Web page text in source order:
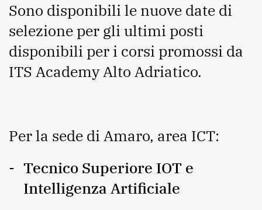
Sono disponibili le nuove date di
selezione per gli ultimi posti
disponibili per i corsi promossi da
ITS Academy Alto Adriatico.
Per la sede di Amaro, area ICT:
Tecnico Superiore IOT e
Intelligenza Artificiale